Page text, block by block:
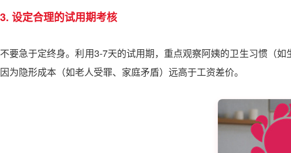
3. 设定合理的试用期考核
不要急于定终身。利用3-7天的试用期，重点观察阿姨的卫生习惯（
因为隐形成本（如老人受罪、家庭矛盾）远高于工资差价。